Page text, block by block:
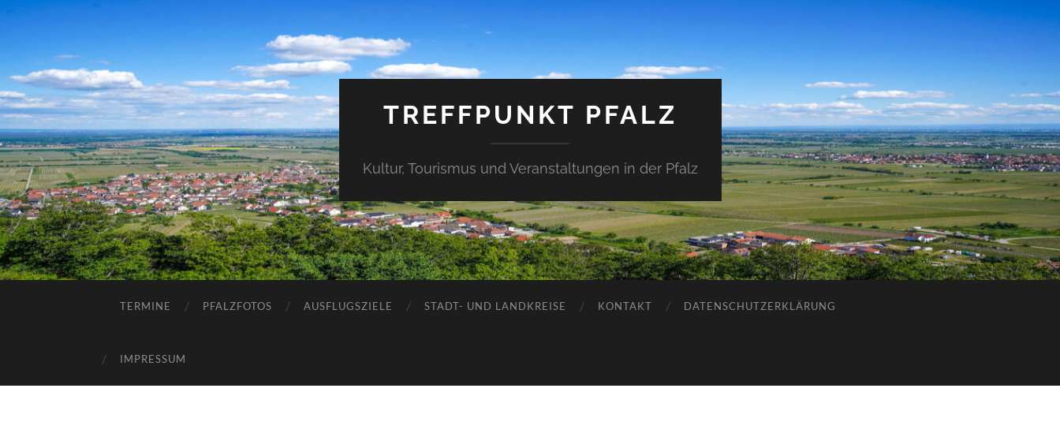
TREFFPUNKT PFALZ
Kultur, Tourismus und Veranstaltungen in der Pfalz
TERMINE PFALZFOTOS AUSFLUGSZIELE STADT- UND LANDKREISE KONTAKT DATENSCHUTZERKLÄRUNG
IMPRESSUM